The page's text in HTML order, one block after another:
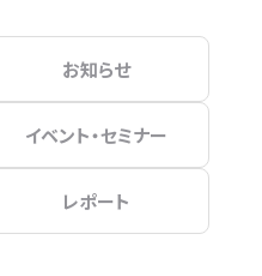
お知らせ
イベント・セミナー
レポート